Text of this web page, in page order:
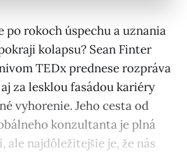
po rokoch úspechu a uznania
kolapsu? Sean Finter
TEDx prednese rozpráva
za lesklou fasádou kariéry
vyhorenie. Jeho cesta od
konzultanta je plná
ale najdôležitejšie je, že nás